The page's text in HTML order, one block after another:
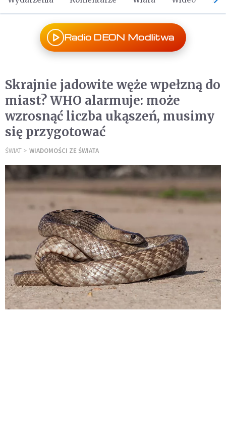
Radio DEON Modlitwa
Skrajnie jadowite węże wpełzną do
miast? WHO alarmuje: może
wzrosnąć liczba ukąszeń, musimy
się przygotować
ŚWIAT WIADOMOŚCI ZE ŚWIATA